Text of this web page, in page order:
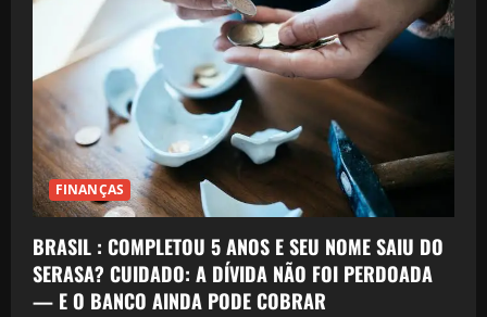
FINANÇAS
BRASIL : COMPLETOU 5 ANOS E SEU NOME SAIU DO
SERASA? CUIDADO: A DÍVIDA NÃO FOI PERDOADA
— E O BANCO AINDA PODE COBRAR